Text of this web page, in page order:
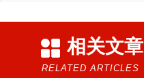
相关文章
RELATED ARTICLES